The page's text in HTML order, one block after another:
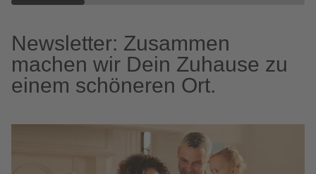
Newsletter: Zusammen
machen wir Dein Zuhause zu
einem schöneren Ort.